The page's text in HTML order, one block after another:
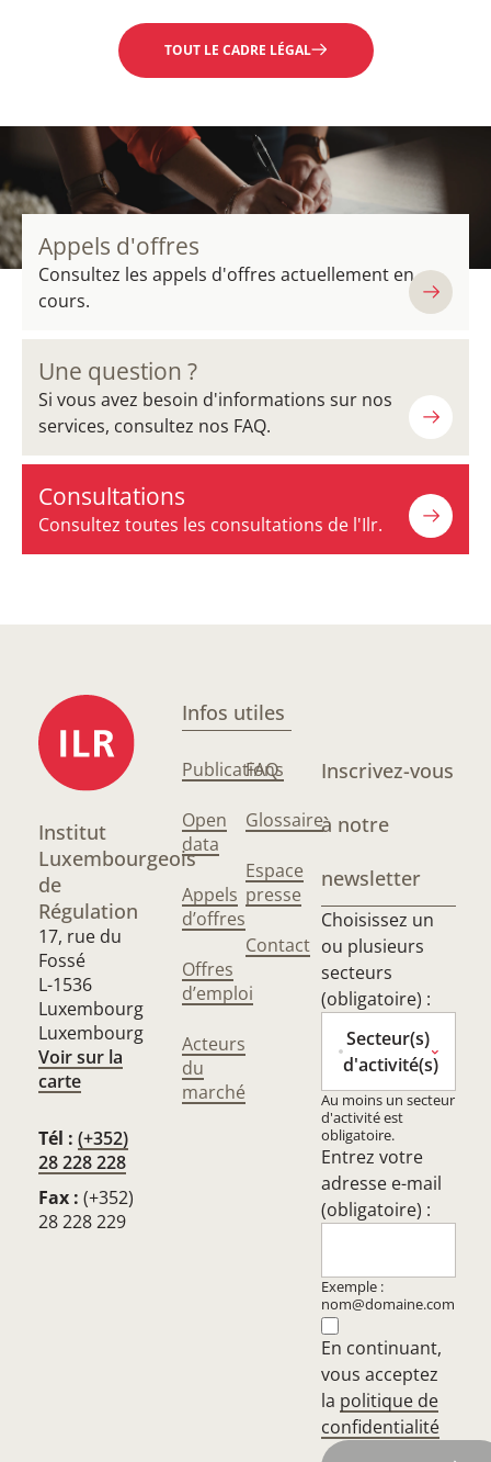
TOUT LE CADRE LÉGAL
Appels d'offres
Consultez les appels d'offres actuellement en
cours.
Une question ?
Si vous avez besoin d'informations sur nos
services, consultez nos FAQ.
Consultations
Consultez toutes les consultations de l'Ilr.
Institut
Luxembourgeois
de
Régulation
17, rue du
Fossé
L-1536
Luxembourg
Luxembourg
Voir sur la
carte
Tél : (+352)
28 228 228
Fax : (+352)
28 228 229
Infos utiles
Publications
Open
data
Appels
d’offres
Offres
d’emploi
Acteurs
du
marché
FAQ
Glossaire
Espace
presse
Contact
Inscrivez-vous
à notre
newsletter
Choisissez un
ou plusieurs
secteurs
(obligatoire) :
Secteur(s)
d'activité(s)
Au moins un secteur
d'activité est
obligatoire.
Entrez votre
adresse e-mail
(obligatoire) :
Exemple :
nom@domaine.com
En continuant,
vous acceptez
la politique de
confidentialité